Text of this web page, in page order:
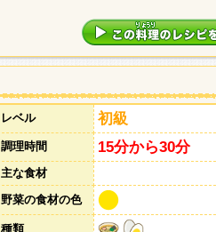
レベル 初級
調理時間 15分から30分
主な食材
野菜の食材の色
種類